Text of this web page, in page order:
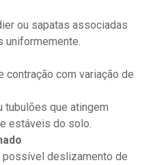
ou sapatas associadas
uniformemente.
contração com variação de
tubulões que atingem
estáveis do solo.
possível deslizamento de